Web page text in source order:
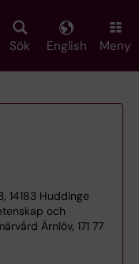
Sök English Meny
14183 Huddinge
och
Ärnlöv, 171 77